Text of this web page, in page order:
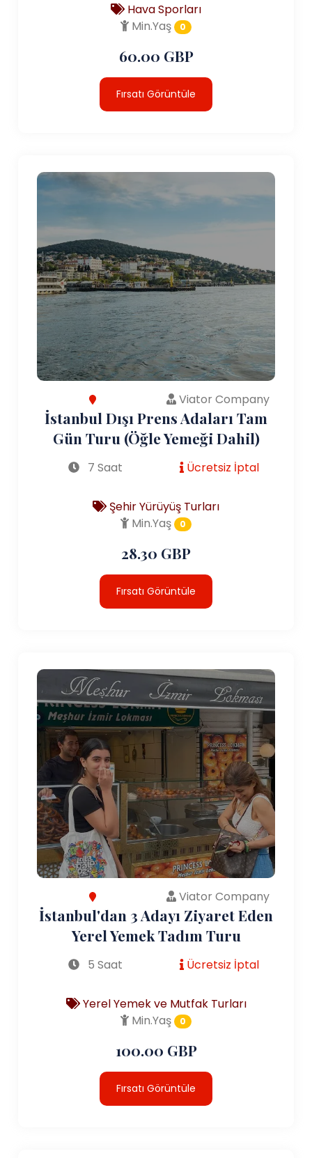
Hava Sporları
Min.Yaş
0
60.00 GBP
Fırsatı Görüntüle
Viator Company
İstanbul Dışı Prens Adaları Tam
Gün Turu (Öğle Yemeği Dahil)
7 Saat Ücretsiz İptal
Şehir Yürüyüş Turları
Min.Yaş
0
28.30 GBP
Fırsatı Görüntüle
Viator Company
İstanbul'dan 3 Adayı Ziyaret Eden
Yerel Yemek Tadım Turu
5 Saat Ücretsiz İptal
Yerel Yemek ve Mutfak Turları
Min.Yaş
0
100.00 GBP
Fırsatı Görüntüle